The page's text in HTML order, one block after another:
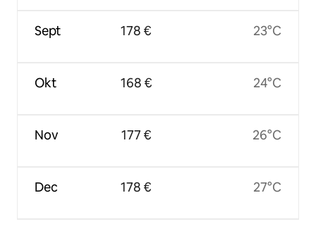
Sept
Okt
Nov
Dec
178 €
168 €
177 €
178 €
23°C
24°C
26°C
27°C